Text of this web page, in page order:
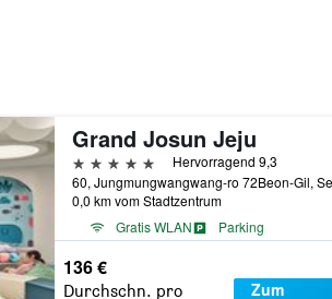
Grand Josun Jeju
5 Sterne
Hervorragend 9,3
0,0 km vom Stadtzentrum
Gratis WLAN
Parking
136 €
Durchschn. pro
Zum